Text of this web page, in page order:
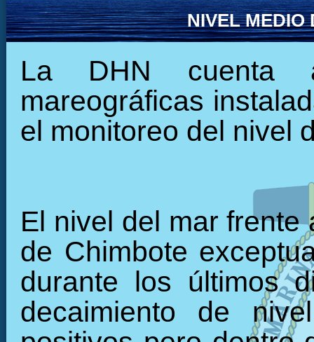
NIVEL MEDIO
La DHN cuenta
mareográficas
el monitoreo del nivel
El nivel del mar
de Chimbote
durante los últimos
decaimiento de